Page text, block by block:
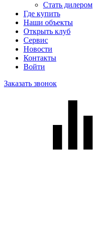
Стать дилером
Где купить
Наши объекты
Открыть клуб
Сервис
Новости
Контакты
Войти
Заказать звонок